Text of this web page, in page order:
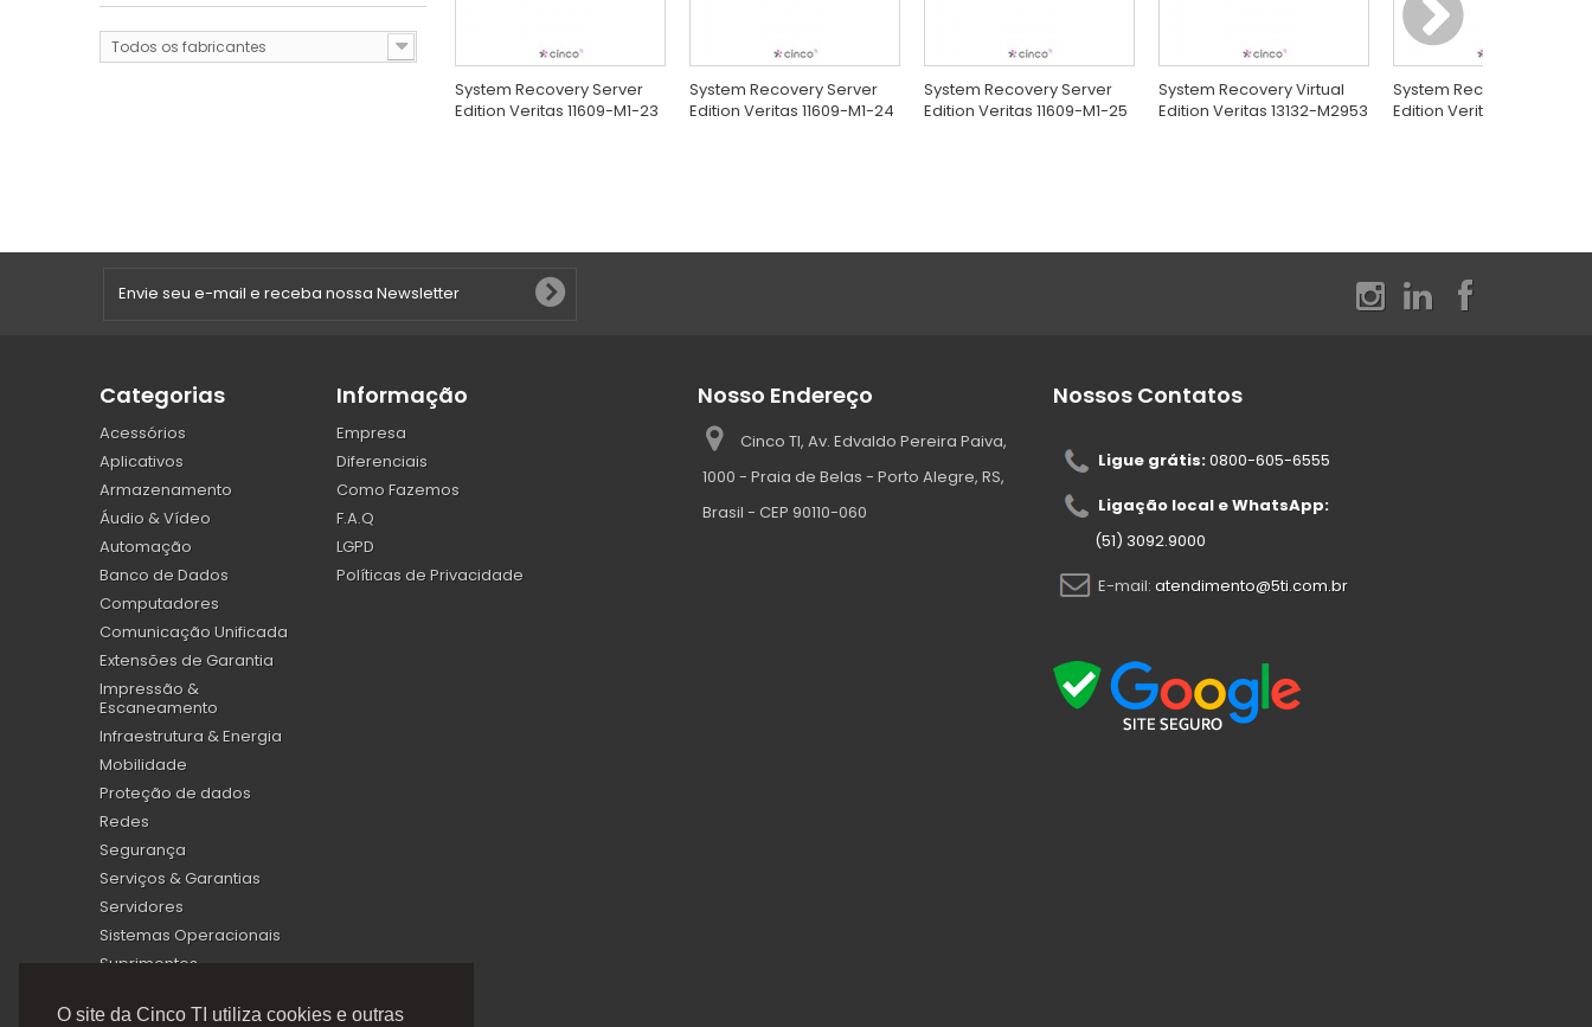
O site da Cinco TI utiliza cookies e outras
Todos os fabricantes
System Recovery Server
Edition Veritas 11609-M1-23
System Recovery Server
Edition Veritas 11609-M1-24
System Recovery Server
Edition Veritas 11609-M1-25
System Recovery Virtual
Edition Veritas 13132-M2953
System Recovery Virtual
Edition Veritas 13132-
Categorias
Acessórios
Aplicativos
Armazenamento
Áudio & Vídeo
Automação
Banco de Dados
Computadores
Comunicação Unificada
Extensões de Garantia
Impressão &
Escaneamento
Infraestrutura & Energia
Mobilidade
Proteção de dados
Redes
Segurança
Serviços & Garantias
Servidores
Sistemas Operacionais
Suprimentos
Informação
Empresa
Diferenciais
Como Fazemos
F.A.Q
LGPD
Políticas de Privacidade
Nosso Endereço
Cinco TI, Av. Edvaldo Pereira Paiva,
1000 - Praia de Belas - Porto Alegre, RS,
Brasil - CEP 90110-060
Nossos Contatos
Ligue grátis:0800-605-6555
Ligação local e WhatsApp:
(51) 3092.9000
E-mail: atendimento@5ti.com.br